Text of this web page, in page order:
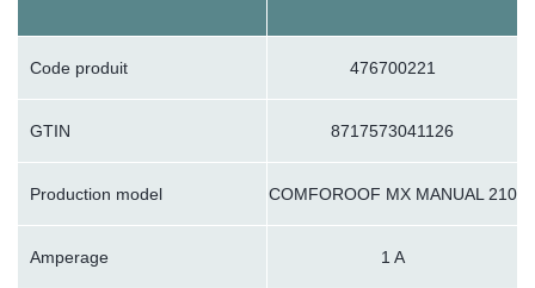
Code produit 476700221
GTIN 8717573041126
Production model COMFOROOF MX MANUAL 210
Amperage 1 A